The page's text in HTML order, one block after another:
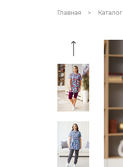
Главная Каталог